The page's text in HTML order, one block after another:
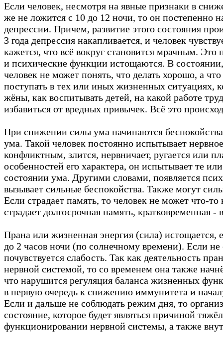
Если человек, несмотря на явные признаки в
же не ложится с 10 до 12 ночи, то он постепенно
депрессии. Причем, развитие этого состояния
3 года депрессия накапливается, и человек
кажется, что всё вокруг становится мрачным. Это
и психические функции истощаются. В
человек не может понять, что делать хорошо, а
поступать в тех или иных жизненных ситуациях,
жёны, как воспитывать детей, на какой работе
избавиться от вредных привычек. Всё это
При снижении силы ума начинаются
ума. Такой человек постоянно испытывает
конфликтным, злится, нервничает, ругается или
особенностей его характера, он испытывает те
состоянии ума. Другими словами, появляется
вызывает сильные беспокойства. Также могут
Если страдает память, то человек не может что-
страдает долгосрочная память, кратковременная
Прана или жизненная энергия (сила) истощается,
до 2 часов ночи (по солнечному времени). Если не
почувствуется слабость. Так как деятельность
нервной системой, то со временем она также
что нарушится регуляция баланса жизненных
в первую очередь к снижению иммунитета и
Если и дальше не соблюдать режим дня, то
состояние, которое будет являться причиной
функционировании нервной системы, а также